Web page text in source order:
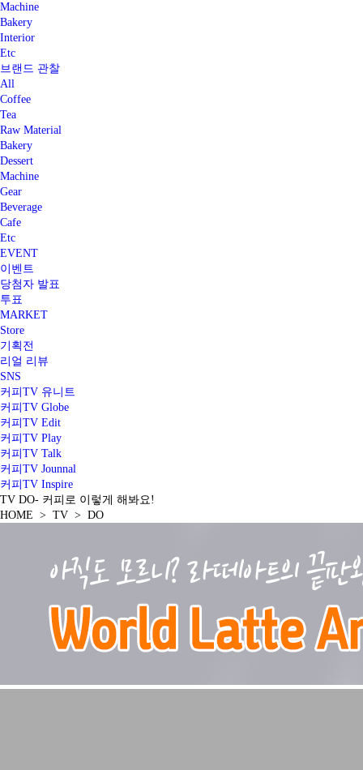
Machine
Bakery
Interior
Etc
브랜드 관찰
All
Coffee
Tea
Raw Material
Bakery
Dessert
Machine
Gear
Beverage
Cafe
Etc
EVENT
이벤트
당첨자 발표
투표
MARKET
Store
기획전
리얼 리뷰
SNS
커피TV 유니트
커피TV Globe
커피TV Edit
커피TV Play
커피TV Talk
커피TV Jounnal
커피TV Inspire
TV DO- 커피로 이렇게 해봐요!
HOME > TV > DO